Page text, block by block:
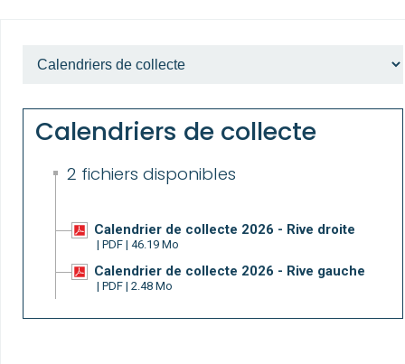
Calendriers de collecte
2 fichiers disponibles
Calendrier de collecte 2026 - Rive droite
| PDF | 46.19 Mo
Calendrier de collecte 2026 - Rive gauche
| PDF | 2.48 Mo